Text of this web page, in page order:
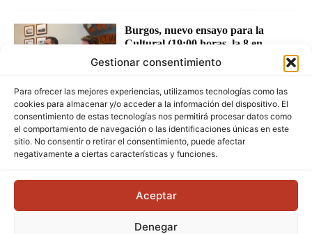
Gestionar consentimiento
Para ofrecer las mejores experiencias, utilizamos tecnologías como las
cookies para almacenar y/o acceder a la información del dispositivo. El
consentimiento de estas tecnologías nos permitirá procesar datos como
el comportamiento de navegación o las identificaciones únicas en este
sitio. No consentir o retirar el consentimiento, puede afectar
negativamente a ciertas características y funciones.
Aceptar
Denegar
Burgos, nuevo ensayo para la
Cultural (19:00 horas, la 8 en